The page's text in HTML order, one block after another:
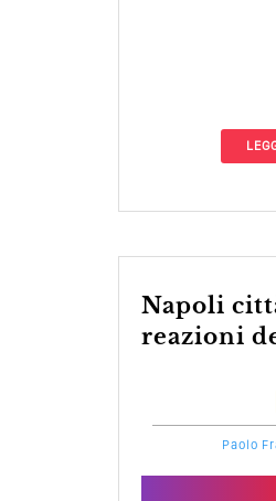
Napoli città invivibile? Le
reazioni
Paolo